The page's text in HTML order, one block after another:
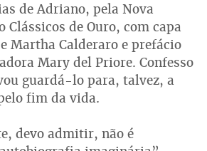
de Adriano, pela Nova
Clássicos de Ouro, com capa
Martha Calderaro e prefácio
Mary del Priore. Confesso
guardá-lo para, talvez, a
fim da vida.
devo admitir, não é